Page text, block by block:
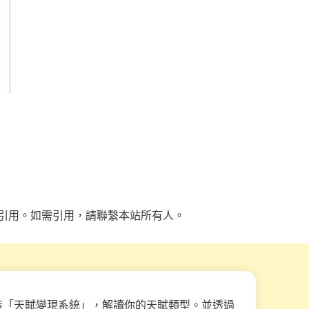
。如需引用，請聯繫本站所有人。
天賦變現系統」，解讀你的天賦類型。並透過